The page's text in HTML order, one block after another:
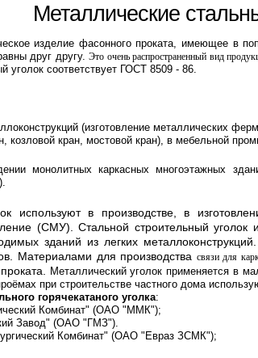
Металлические
изделие фасонного проката, имеющее в
друг другу. Это очень распространенный вид
уголок соответствует ГОСТ 8509 - 86.
(изготовление металлических
козловой кран, мостовой кран), в мебельной
монолитных каркасных многоэтажных
используют в производстве, в
(СМУ). Стальной строительный
зданий из легких
Материалами для производства связи для
Металлический уголок применяется в
при строительстве частного дома
горячекатаного уголка:
Комбинат" (ОАО "ММК");
Завод" (ОАО "ГМЗ").
Комбинат" (ОАО "Евраз ЗСМК");